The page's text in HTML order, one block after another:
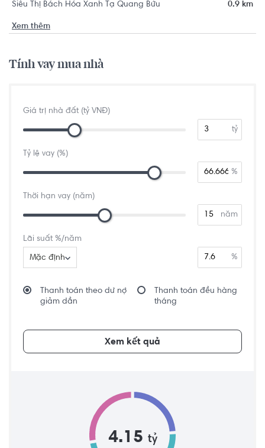
Siêu Thị Bách Hóa Xanh Tạ Quang Bửu 0.9 km
Xem thêm
Tính vay mua nhà
Giá trị nhà đất (tỷ VNĐ)
tỷ
Tỷ lệ vay (%)
%
Thời hạn vay (năm)
năm
Lãi suất %/năm
Mặc định %
Thanh toán theo dư nợ
giảm dần
Thanh toán đều hàng
tháng
Xem kết quả
4.15 tỷ